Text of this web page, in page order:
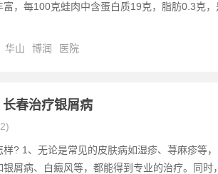
，每100克蛙肉中含蛋白质19克，脂肪0.3克，
华山 博润 医院
春治疗银屑病
样? 1、无论是常见的皮肤病如湿疹、荨麻疹等，
屑病、白癜风等，都能得到专业的治疗。同时，